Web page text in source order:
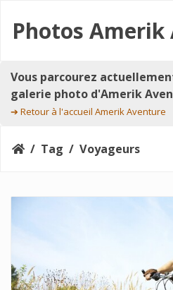
Photos
Vous parcourez
galerie photo d'Amerik
➔ Retour à l'accueil Amerik Aventure
Tag Voyageurs